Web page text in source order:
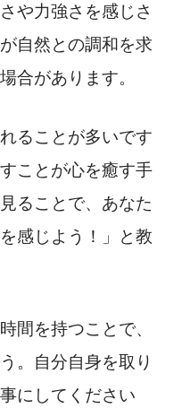
や力強さを感じさ
自然との調和を求
合があります。
ることが多いです
ことが心を癒す手
ることで、あなた
感じよう！」と教
間を持つことで、
。自分自身を取り
にしてください